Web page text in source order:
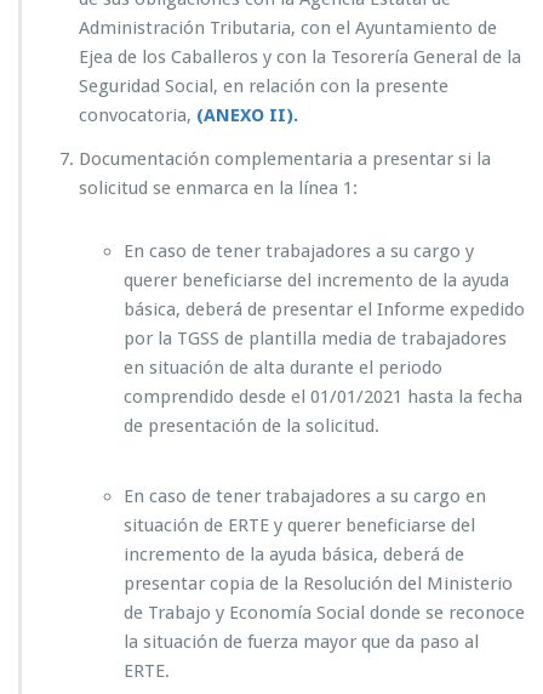
Administración Tributaria, con el Ayuntamiento de
Ejea de los Caballeros y con la Tesorería General de la
Seguridad Social, en relación con la presente
convocatoria, (ANEXO II).
Documentación complementaria a presentar si la
solicitud se enmarca en la línea 1:
En caso de tener trabajadores a su cargo y
querer beneficiarse del incremento de la ayuda
básica, deberá de presentar el Informe expedido
por la TGSS de plantilla media de trabajadores
en situación de alta durante el periodo
comprendido desde el 01/01/2021 hasta la fecha
de presentación de la solicitud.
En caso de tener trabajadores a su cargo en
situación de ERTE y querer beneficiarse del
incremento de la ayuda básica, deberá de
presentar copia de la Resolución del Ministerio
de Trabajo y Economía Social donde se reconoce
la situación de fuerza mayor que da paso al
ERTE.